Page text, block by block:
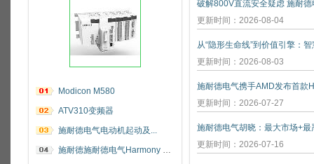
Modicon M580
ATV310变频器
施耐德电气电动机起动及...
施耐德施耐德电气Harmony 指纹开关
更新时间：2026-08-04
更新时间：2026-08-03
施耐德电气携手AMD发布首款
更新时间：2026-07-27
更新时间：2026-07-16